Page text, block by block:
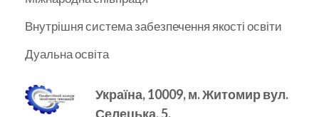
Внутрішня система забезпечення якості освіти
Дуальна освіта
Україна, 10009, м.Житомир вул.
Селецька, 5.